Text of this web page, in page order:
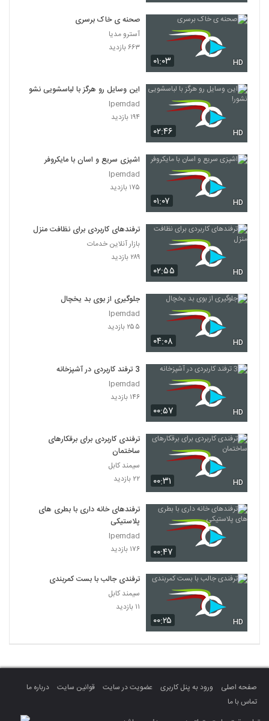
۰۱:۰۳ HD
صحنه ی خاک برسری
آسترو مدیا
۶۶۳ بازدید
۰۲:۴۶ HD
این وسایل رو هرگز با لباسشویی نشور!
Ipemdad
۱۹۴ بازدید
۰۱:۰۷ HD
اشپزی سریع و اسان با مایکروفر
Ipemdad
۱۷۵ بازدید
۰۲:۵۵ HD
ترفندهای کاربردی برای نظافت منزل
بازار آنلاین خدمات
۲۸۹ بازدید
۰۴:۰۸ HD
جلوگیری از بوی بد یخچال
Ipemdad
۲۵۵ بازدید
۰۰:۵۷ HD
3 ترفند کاربردی در آشپزخانه
Ipemdad
۱۴۶ بازدید
۰۰:۳۱ HD
ترفندی کاربردی برای برقکارهای
ساختمان
سیمند کابل
۲۲ بازدید
۰۰:۴۷
ترفندهای خانه داری با بطری های
پلاستیکی
Ipemdad
۱۷۶ بازدید
۰۰:۲۵ HD
ترفندی جالب با بست کمربندی
سیمند کابل
۱۱ بازدید
صفحه اصلی ورود به پنل کاربری عضویت در سایت قوانین سایت
درباره ما
تماس با ما